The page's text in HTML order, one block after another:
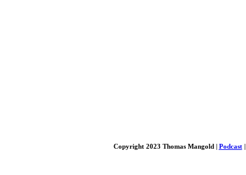
Copyright 2023 Thomas Mangold | Podcast|